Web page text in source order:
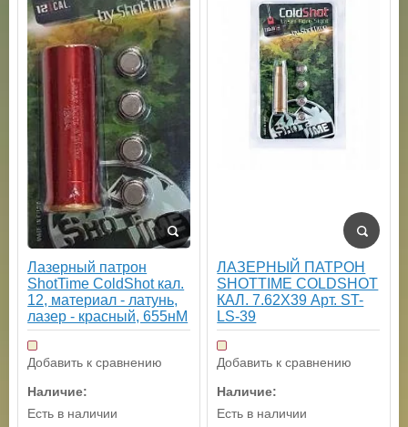
Лазерный патрон
ShotTime ColdShot кал.
12, материал - латунь,
лазер - красный, 655нМ
Добавить к сравнению
Наличие:
Есть в наличии
ЛАЗЕРНЫЙ ПАТРОН
SHOTTIME COLDSHOT
КАЛ. 7.62X39 Арт. ST-
LS-39
Добавить к сравнению
Наличие:
Есть в наличии